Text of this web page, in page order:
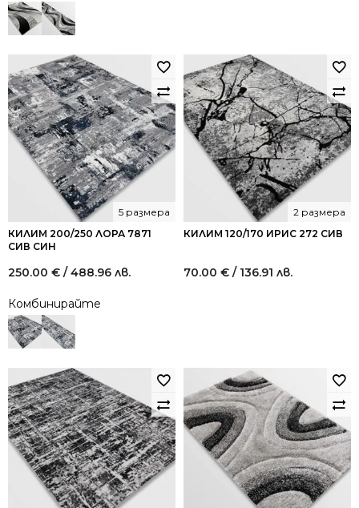
КИЛИМ 200/250 ЛОРА 7871
СИВ СИН
5 размера
250.00 € / 488.96 лв.
Комбинирайте
КИЛИМ 120/170 ИРИС 272 СИВ
2 размера
70.00 € / 136.91 лв.